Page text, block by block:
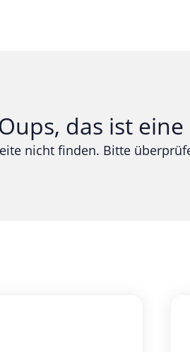
Gesundheit & Beauty
Mobilfunk & Internet
Oups, das ist eine
nicht finden. Bitte